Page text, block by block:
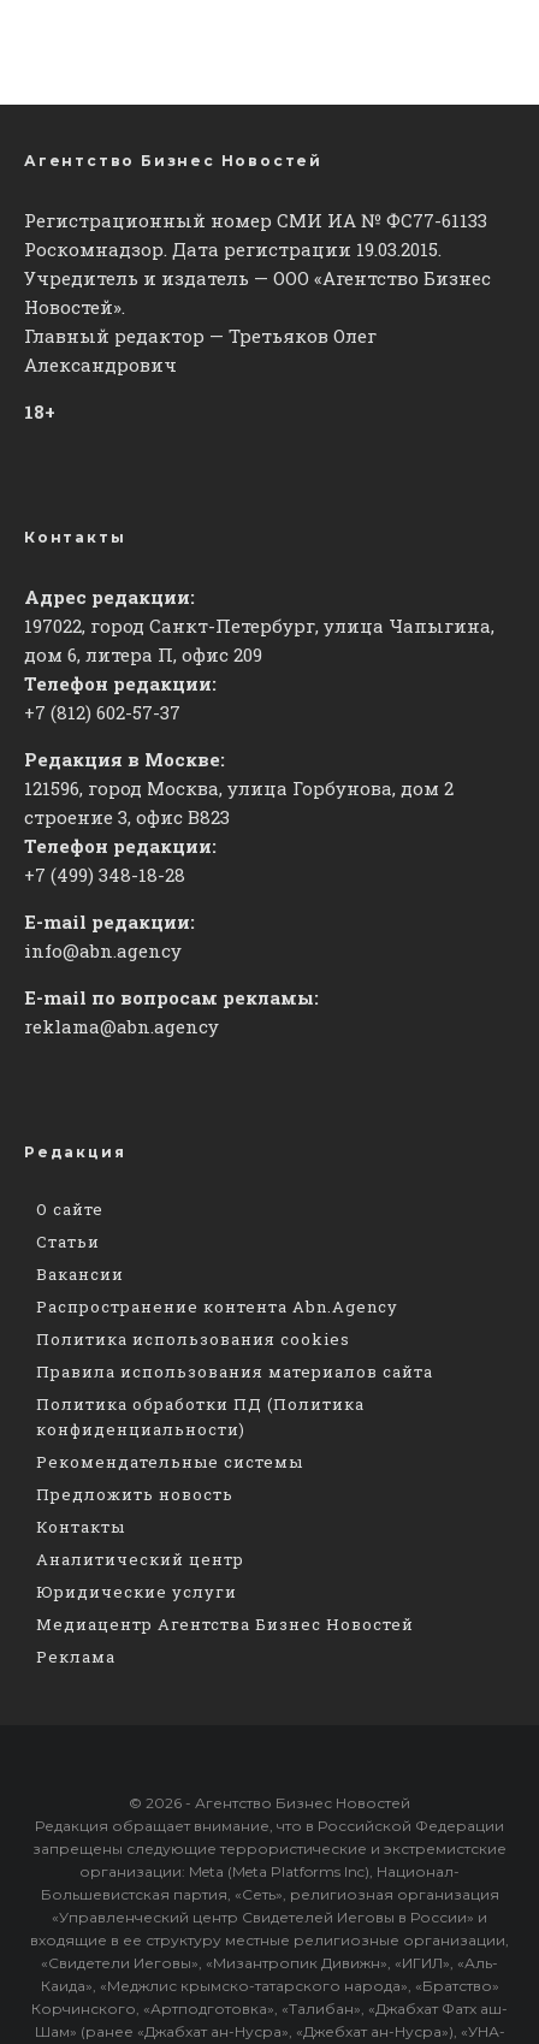
Агентство Бизнес Новостей
Регистрационный номер СМИ ИА № ФС77-61133
Роскомнадзор. Дата регистрации 19.03.2015.
Учредитель и издатель — ООО «Агентство Бизнес
Новостей».
Главный редактор — Третьяков Олег
Александрович
18+
Контакты
Адрес редакции:
197022, город Санкт-Петербург, улица Чапыгина,
дом 6, литера П, офис 209
Телефон редакции:
+7 (812) 602-57-37
Редакция в Москве:
121596, город Москва, улица Горбунова, дом 2
строение 3, офис ​В823
Телефон редакции:
+7 (499) 348-18-28
E-mail редакции:
info@abn.agency
E-mail по вопросам рекламы:
reklama@abn.agency
Редакция
О сайте
Статьи
Вакансии
Распространение контента Abn.Agency
Политика использования cookies
Правила использования материалов сайта
Политика обработки ПД (Политика
конфиденциальности)
Рекомендательные системы
Предложить новость
Контакты
Аналитический центр
Юридические услуги
Медиацентр Агентства Бизнес Новостей
Реклама
© 2026 - Агентство Бизнес Новостей
Редакция обращает внимание, что в Российской Федерации
запрещены следующие террористические и экстремистские
организации: Meta (Meta Platforms Inc), Национал-
Большевистская партия, «Сеть», религиозная организация
«Управленческий центр Свидетелей Иеговы в России» и
входящие в ее структуру местные религиозные организации,
«Свидетели Иеговы», «Мизантропик Дивижн», «ИГИЛ», «Аль-
Каида», «Меджлис крымско-татарского народа», «Братство»
Корчинского, «Артподготовка», «Талибан», «Джабхат Фатх аш-
Шам» (ранее «Джабхат ан-Нусра», «Джебхат ан-Нусра»), «УНА-